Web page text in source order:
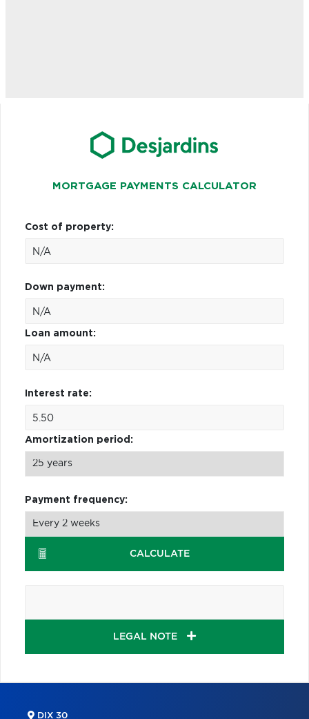
MORTGAGE PAYMENTS CALCULATOR
Cost of property:
Down payment:
Loan amount:
Interest rate:
Amortization period:
Payment frequency:
CALCULATE
LEGAL NOTE
DIX 30